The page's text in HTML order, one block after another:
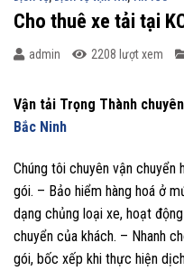
Cho thuê xe tải tại
admin 2208 lượt xem
Vận tải Trọng Thành chuyên
Bắc Ninh
Chúng tôi chuyên vận chuyển
gói. – Bảo hiểm hàng hoá ở
dạng chủng loại xe, hoạt
chuyển của khách. – Nhanh
gói, bốc xếp khi thực hiện